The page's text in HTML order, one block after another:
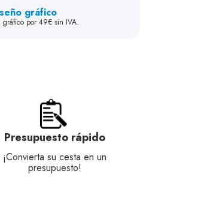
gráfico
gráfico por 49€ sin IVA.
Presupuesto rápido
¡Convierta su cesta en un
presupuesto!